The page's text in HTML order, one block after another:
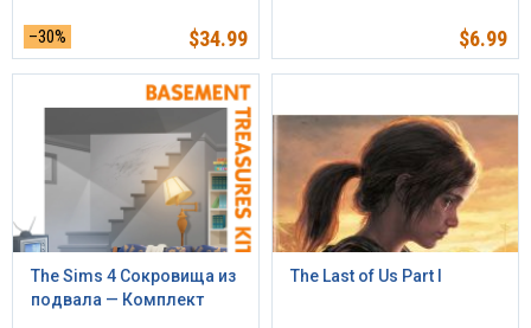
–30% $34.99 $6.99
The Sims 4 Сокровища из
подвала — Комплект
The Last of Us Part I